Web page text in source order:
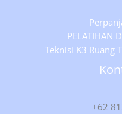
PELATIHAN
Teknisi K3 Ruang
+62